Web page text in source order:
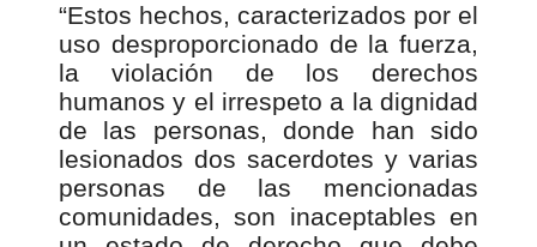
“Estos hechos, caracterizados por el
uso desproporcionado de la fuerza,
la violación de los derechos
humanos y el irrespeto a la dignidad
de las personas, donde han sido
lesionados dos sacerdotes y varias
personas de las mencionadas
comunidades, son inaceptables en